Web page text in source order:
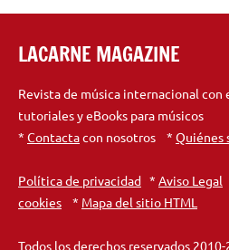
LACARNE MAGAZINE
Revista de música internacional
tutoriales y eBooks para músicos
* Contactacon nosotros * Quiénes
Política de privacidad * Aviso Legal
cookies * Mapa del sitio HTML
Todos los derechos reservados